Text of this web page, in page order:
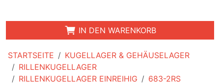
STARTSEITE
KUGELLAGER & GEHÄUSELAGER
RILLENKUGELLAGER
RILLENKUGELLAGER EINREIHIG
683-2RS
IN DEN WARENKORB